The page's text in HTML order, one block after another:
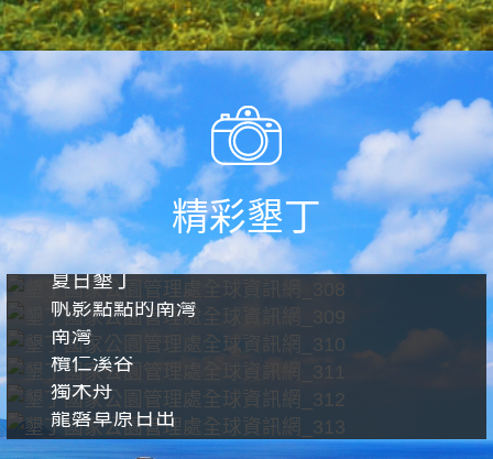
精彩墾丁
夏日墾丁
帆影點點的南灣
南灣
欖仁溪谷
獨木舟
龍磐草原日出